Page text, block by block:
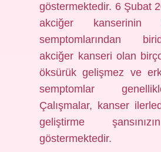
göstermektedir. 6 Şubat
akciğer kanserinin
semptomlarından
akciğer kanseri olan
öksürük gelişmez ve
semptomlar
Çalışmalar, kanser
geliştirme
göstermektedir.